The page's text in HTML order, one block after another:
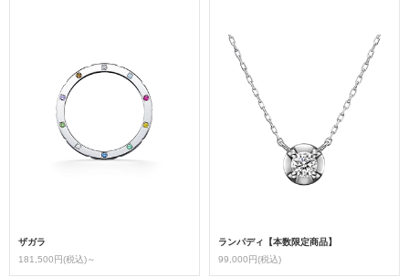
ザガラ
181,500円(税込)～
ランパディ【本数限定商品】
99,000円(税込)